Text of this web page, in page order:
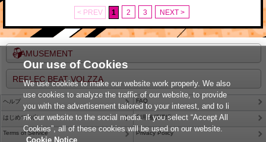
< PREV 1 2 3 NEXT >
e-AMUSEMENT
REFLEC BEAT VOLZZA
ヘルプ FAQ
はじめての方 利用推奨環境
Terms of Service Privacy Policy
Our use of Cookies
We use cookies to make our website work properly. We also
use cookies to analyze the traffic of our website, to provide
you with the advertisement tailored to your interest, and to li
nk our website to the social media. If you select “Accept All
Cookies”, all of these cookies will be used on our website.
Cookie Notice